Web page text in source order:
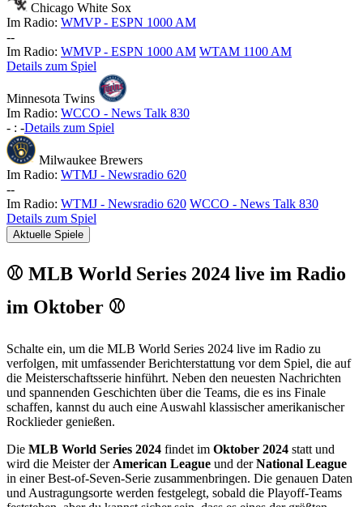
Chicago White Sox
Im Radio: WMVP - ESPN 1000 AM
--
Im Radio: WMVP - ESPN 1000 AM WTAM 1100 AM
Details zum Spiel
Minnesota Twins
Im Radio: WCCO - News Talk 830
- : -Details zum Spiel
Milwaukee Brewers
Im Radio: WTMJ - Newsradio 620
--
Im Radio: WTMJ - Newsradio 620 WCCO - News Talk 830
Details zum Spiel
Aktuelle Spiele
⚾ MLB World Series 2024 live im Radio
im Oktober ⚾
Schalte ein, um die MLB World Series 2024 live im Radio zu
verfolgen, mit umfassender Berichterstattung vor dem Spiel, die auf
die Meisterschaftsserie hinführt. Neben den neuesten Nachrichten
und spannenden Geschichten über die Teams, die es ins Finale
schaffen, kannst du auch eine Auswahl klassischer amerikanischer
Rocklieder genießen.
Die MLB World Series 2024 findet im Oktober 2024 statt und
wird die Meister der American League und derNational League
in einer Best-of-Seven-Serie zusammenbringen. Die genauen Daten
und Austragungsorte werden festgelegt, sobald die Playoff-Teams